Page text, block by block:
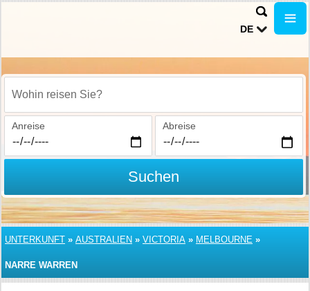
DE
Wohin reisen Sie?
Anreise Abreise
Suchen
UNTERKUNFT » AUSTRALIEN » VICTORIA » MELBOURNE »
NARRE WARREN